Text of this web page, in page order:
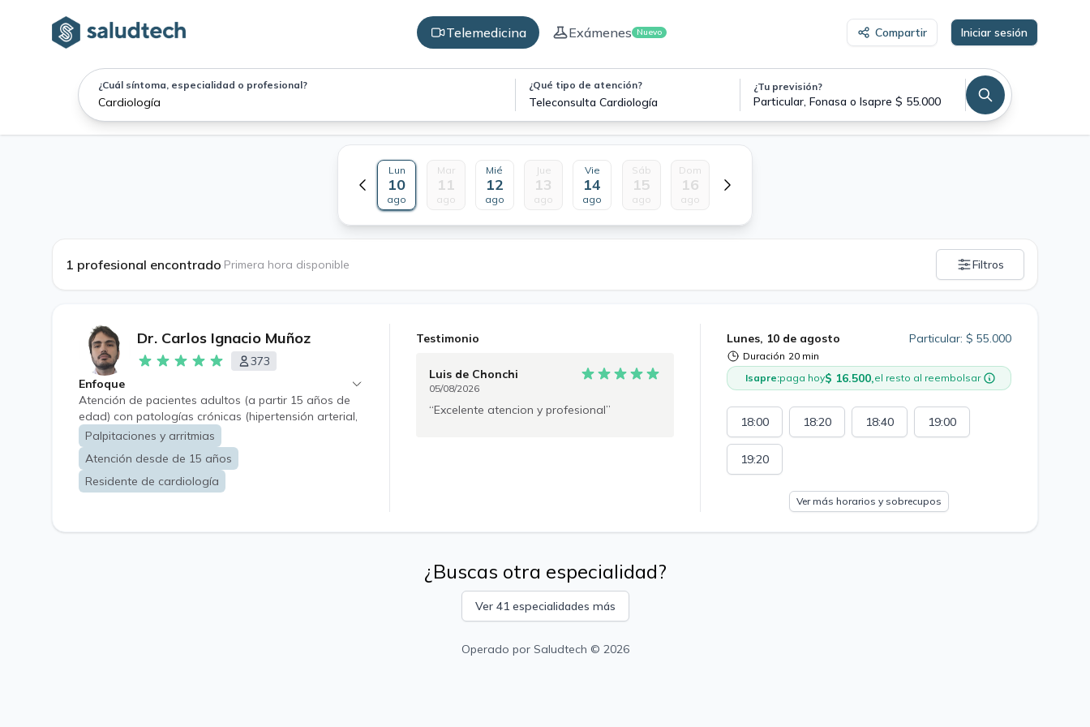
Telemedicina Exámenes Nuevo Compartir Iniciar sesión
¿Cuál síntoma, especialidad o profesional? ¿Qué tipo de atención?
Teleconsulta Cardiología
¿Tu previsión?
Particular, Fonasa o Isapre $ 55.000
Lun
10
ago
Mar
11
ago
Mié
12
ago
Jue
13
ago
Vie
14
ago
Sáb
15
ago
Dom
16
ago
1 profesional encontrado Primera hora disponible Filtros
Dr. Carlos Ignacio Muñoz
373
Enfoque
Atención de pacientes adultos (a partir 15 años de
edad) con patologías crónicas (hipertensión arterial,
diabetes mellitus, insuficiencia cardíaca, daño
hepático crónico, entre otros) con énfasis en
enfermedades cardiovasculares, tanto en
diagnóstico y tratamiento.
Palpitaciones y arritmias
Atención desde de 15 años
Residente de cardiología
Lunes, 10 de agosto
Duración 20 min
Particular: $ 55.000
Isapre:paga hoy$ 16.500,el resto al reembolsar
18:00 18:20 18:40 19:00
19:20
Ver más horarios y sobrecupos
Testimonio
Luis de Chonchi
05/08/2026
Excelente atencion y profesional
¿Buscas otra especialidad?
Ver 41 especialidades más
Operado por Saludtech © 2026